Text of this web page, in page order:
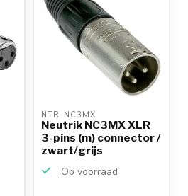
NTR-NC3MX
Neutrik NC3MX XLR
3-pins (m) connector /
zwart/grijs
Op voorraad